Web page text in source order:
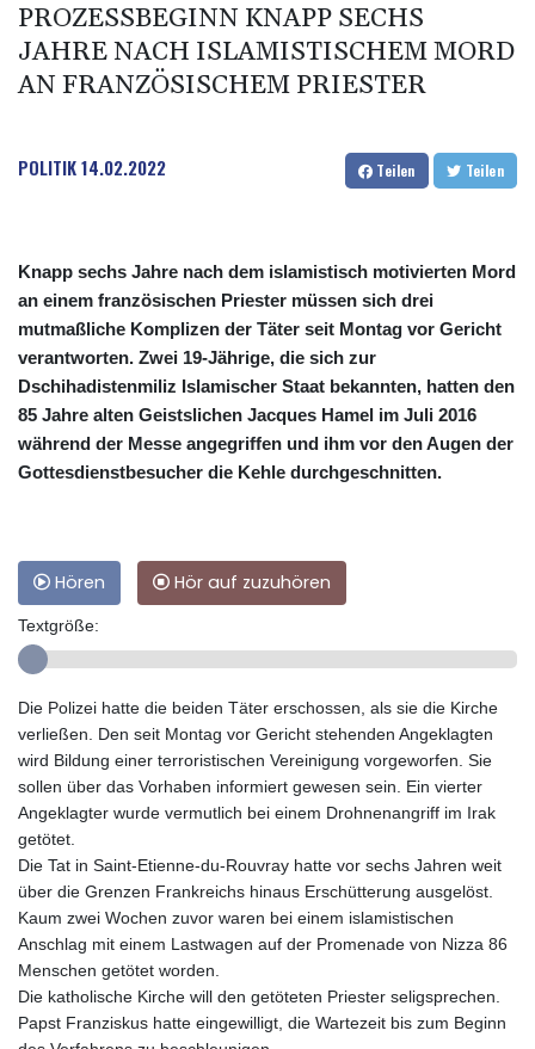
PROZESSBEGINN KNAPP SECHS
JAHRE NACH ISLAMISTISCHEM MORD
AN FRANZÖSISCHEM PRIESTER
POLITIK14.02.2022 Teilen Teilen
Knapp sechs Jahre nach dem islamistisch motivierten Mord
an einem französischen Priester müssen sich drei
mutmaßliche Komplizen der Täter seit Montag vor Gericht
verantworten. Zwei 19-Jährige, die sich zur
Dschihadistenmiliz Islamischer Staat bekannten, hatten den
85 Jahre alten Geistslichen Jacques Hamel im Juli 2016
während der Messe angegriffen und ihm vor den Augen der
Gottesdienstbesucher die Kehle durchgeschnitten.
Hören Hör auf zuzuhören
Textgröße:
Die Polizei hatte die beiden Täter erschossen, als sie die Kirche
verließen. Den seit Montag vor Gericht stehenden Angeklagten
wird Bildung einer terroristischen Vereinigung vorgeworfen. Sie
sollen über das Vorhaben informiert gewesen sein. Ein vierter
Angeklagter wurde vermutlich bei einem Drohnenangriff im Irak
getötet.
Die Tat in Saint-Etienne-du-Rouvray hatte vor sechs Jahren weit
über die Grenzen Frankreichs hinaus Erschütterung ausgelöst.
Kaum zwei Wochen zuvor waren bei einem islamistischen
Anschlag mit einem Lastwagen auf der Promenade von Nizza 86
Menschen getötet worden.
Die katholische Kirche will den getöteten Priester seligsprechen.
Papst Franziskus hatte eingewilligt, die Wartezeit bis zum Beginn